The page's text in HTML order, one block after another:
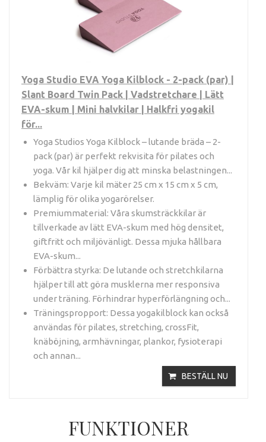
Yoga Studio EVA Yoga Kilblock - 2-pack (par) |
Slant Board Twin Pack | Vadstretchare | Lätt
EVA-skum | Mini halvkilar | Halkfri yogakil
för...
Yoga Studios Yoga Kilblock – lutande bräda – 2-
pack (par) är perfekt rekvisita för pilates och
yoga. Vår kil hjälper dig att minska belastningen...
Bekväm: Varje kil mäter 25 cm x 15 cm x 5 cm,
lämplig för olika yogarörelser.
Premiummaterial: Våra skumsträckkilar är
tillverkade av lätt EVA-skum med hög densitet,
giftfritt och miljövänligt. Dessa mjuka hållbara
EVA-skum...
Förbättra styrka: De lutande och stretchkilarna
hjälper till att göra musklerna mer responsiva
under träning. Förhindrar hyperförlängning och...
Träningspropport: Dessa yogakilblock kan också
användas för pilates, stretching, crossFit,
knäböjning, armhävningar, plankor, fysioterapi
och annan...
BESTÄLL NU
FUNKTIONER